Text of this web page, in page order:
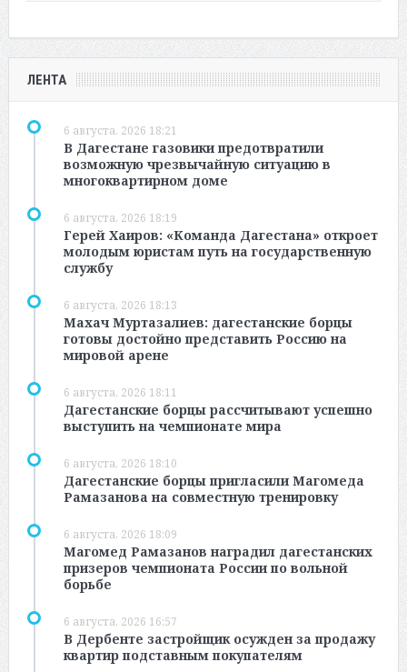
ЛЕНТА
6 августа, 2026 18:21
В Дагестане газовики предотвратили
возможную чрезвычайную ситуацию в
многоквартирном доме
6 августа, 2026 18:19
Герей Хаиров: «Команда Дагестана» откроет
молодым юристам путь на государственную
службу
6 августа, 2026 18:13
Махач Муртазалиев: дагестанские борцы
готовы достойно представить Россию на
мировой арене
6 августа, 2026 18:11
Дагестанские борцы рассчитывают успешно
выступить на чемпионате мира
6 августа, 2026 18:10
Дагестанские борцы пригласили Магомеда
Рамазанова на совместную тренировку
6 августа, 2026 18:09
Магомед Рамазанов наградил дагестанских
призеров чемпионата России по вольной
борьбе
6 августа, 2026 16:57
В Дербенте застройщик осужден за продажу
квартир подставным покупателям